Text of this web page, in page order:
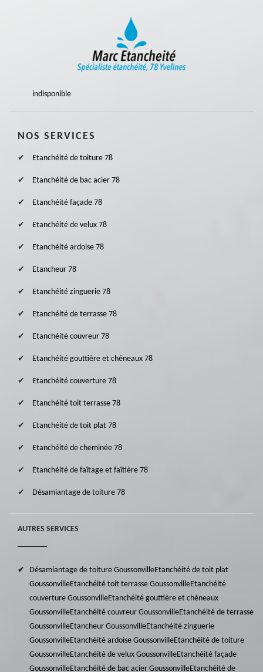
indisponible
NOS SERVICES
Etanchéité de toiture 78
Etanchéité de bac acier 78
Etanchéité façade 78
Etanchéité de velux 78
Etanchéité ardoise 78
Etancheur 78
Etanchéité zinguerie 78
Etanchéité de terrasse 78
Etanchéité couvreur 78
Etanchéité gouttière et chéneaux 78
Etanchéité couverture 78
Etanchéité toit terrasse 78
Etanchéité de toit plat 78
Etanchéité de cheminée 78
Etanchéité de faîtage et faîtière 78
Désamiantage de toiture 78
AUTRES SERVICES
Désamiantage de toiture GoussonvilleEtanchéité de toit plat
GoussonvilleEtanchéité toit terrasse GoussonvilleEtanchéité
couverture GoussonvilleEtanchéité gouttière et chéneaux
GoussonvilleEtanchéité couvreur GoussonvilleEtanchéité de terrasse
GoussonvilleEtancheur GoussonvilleEtanchéité zinguerie
GoussonvilleEtanchéité ardoise GoussonvilleEtanchéité de toiture
GoussonvilleEtanchéité de velux GoussonvilleEtanchéité façade
GoussonvilleEtanchéité de bac acier GoussonvilleEtanchéité de